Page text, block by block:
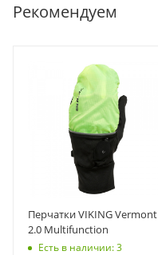
Рекомендуем
Перчатки VIKING Vermont
2.0 Multifunction
Есть в наличии: 3